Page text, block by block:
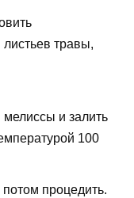
травы,
мелиссы и залить
100
процедить.